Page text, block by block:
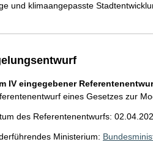
und klimaangepasste
IV eingegebener
eines Gesetzes zur
des Referentenentwurfs:
Ministerium: